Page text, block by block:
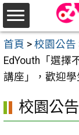
跳
至
主
要
內
首頁 > 校園公告
EdYouth「選擇
講座」，歡迎學
校園公告
選
單